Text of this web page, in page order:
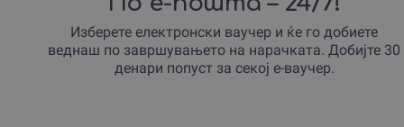
Изберете електронски ваучер и ќе го добиете
веднаш по завршувањето на нарачката. Добијте 30
денари попуст за секој е-ваучер.